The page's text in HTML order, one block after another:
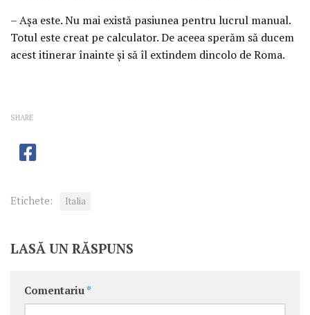
– Aşa este. Nu mai există pasiunea pentru lucrul manual.
Totul este creat pe calculator. De aceea sperăm să ducem
acest itinerar înainte şi să îl extindem dincolo de Roma.
SHARE
Etichete: Italia
LASĂ UN RĂSPUNS
Comentariu *